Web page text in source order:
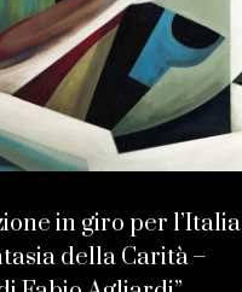
in giro per l’Italia
della Carità –